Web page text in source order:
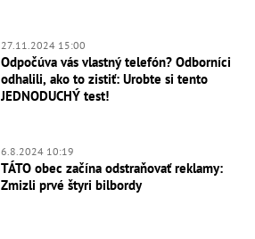
27.11.2024 15:00
Odpočúva vás vlastný telefón? Odborníci
odhalili, ako to zistiť: Urobte si tento
JEDNODUCHÝ test!
6.8.2024 10:19
TÁTO obec začína odstraňovať reklamy:
Zmizli prvé štyri bilbordy